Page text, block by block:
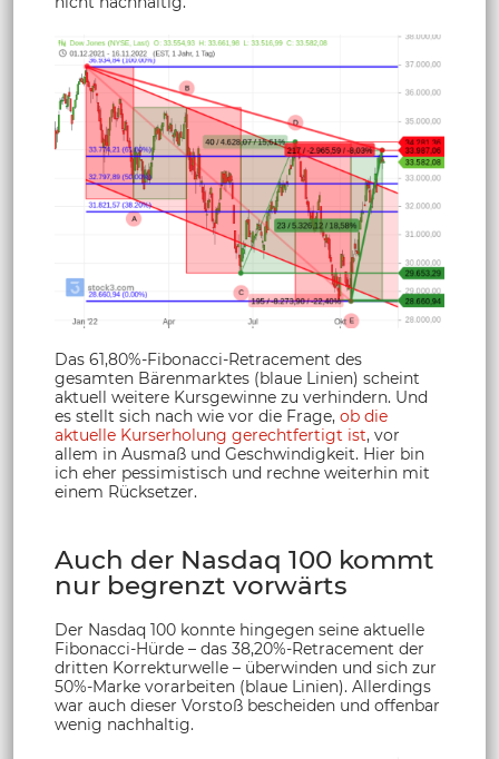
Das 61,80%-Fibonacci-Retracement des
gesamten Bärenmarktes (blaue Linien) scheint
aktuell weitere Kursgewinne zu verhindern. Und
es stellt sich nach wie vor die Frage, ob die
aktuelle Kurserholung gerechtfertigt ist, vor
allem in Ausmaß und Geschwindigkeit. Hier bin
ich eher pessimistisch und rechne weiterhin mit
einem Rücksetzer.
Auch der Nasdaq 100 kommt
nur begrenzt vorwärts
Der Nasdaq 100 konnte hingegen seine aktuelle
Fibonacci-Hürde – das 38,20%-Retracement der
dritten Korrekturwelle – überwinden und sich zur
50%-Marke vorarbeiten (blaue Linien). Allerdings
war auch dieser Vorstoß bescheiden und offenbar
wenig nachhaltig.